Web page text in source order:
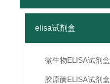
elisa试剂盒
微生物ELISA试剂盒
胶原酶ELISA试剂盒